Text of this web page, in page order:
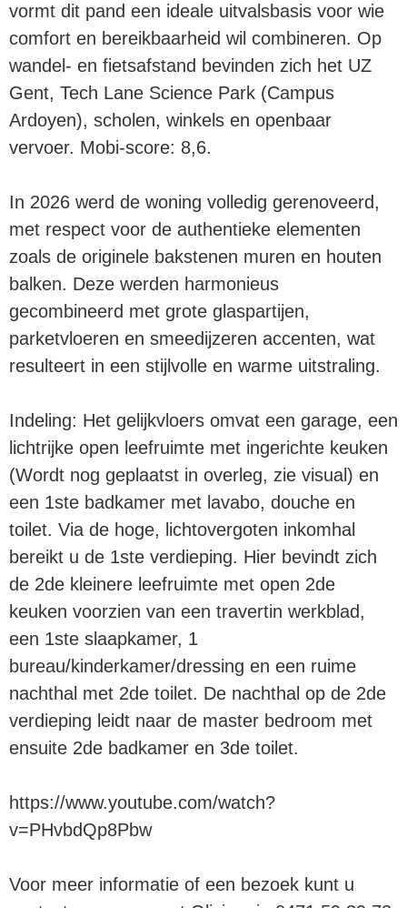
vormt dit pand een ideale uitvalsbasis voor wie
comfort en bereikbaarheid wil combineren. Op
wandel- en fietsafstand bevinden zich het UZ
Gent, Tech Lane Science Park (Campus
Ardoyen), scholen, winkels en openbaar
vervoer. Mobi-score: 8,6.
In 2026 werd de woning volledig gerenoveerd,
met respect voor de authentieke elementen
zoals de originele bakstenen muren en houten
balken. Deze werden harmonieus
gecombineerd met grote glaspartijen,
parketvloeren en smeedijzeren accenten, wat
resulteert in een stijlvolle en warme uitstraling.
Indeling: Het gelijkvloers omvat een garage, een
lichtrijke open leefruimte met ingerichte keuken
(Wordt nog geplaatst in overleg, zie visual) en
een 1ste badkamer met lavabo, douche en
toilet. Via de hoge, lichtovergoten inkomhal
bereikt u de 1ste verdieping. Hier bevindt zich
de 2de kleinere leefruimte met open 2de
keuken voorzien van een travertin werkblad,
een 1ste slaapkamer, 1
bureau/kinderkamer/dressing en een ruime
nachthal met 2de toilet. De nachthal op de 2de
verdieping leidt naar de master bedroom met
ensuite 2de badkamer en 3de toilet.
https://www.youtube.com/watch?
v=PHvbdQp8Pbw
Voor meer informatie of een bezoek kunt u